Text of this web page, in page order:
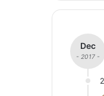
Dec
- 2017 -